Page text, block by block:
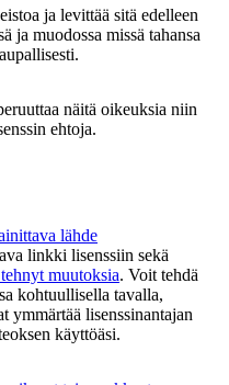
ja levittää sitä edelleen
ja muodossa missä tahansa
näitä oikeuksia niin
ehtoja.
lähde
linkki lisenssiin sekä
muutoksia. Voit tehdä
kohtuullisella tavalla,
ymmärtää lisenssinantajan
käyttöäsi.